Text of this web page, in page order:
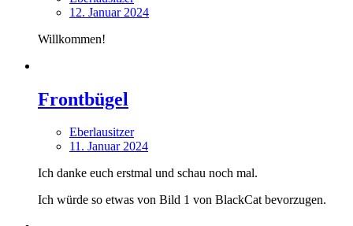
12. Januar 2024
Willkommen!
Frontbügel
Eberlausitzer
11. Januar 2024
Ich danke euch erstmal und schau noch mal.
Ich würde so etwas von Bild 1 von BlackCat bevorzugen.